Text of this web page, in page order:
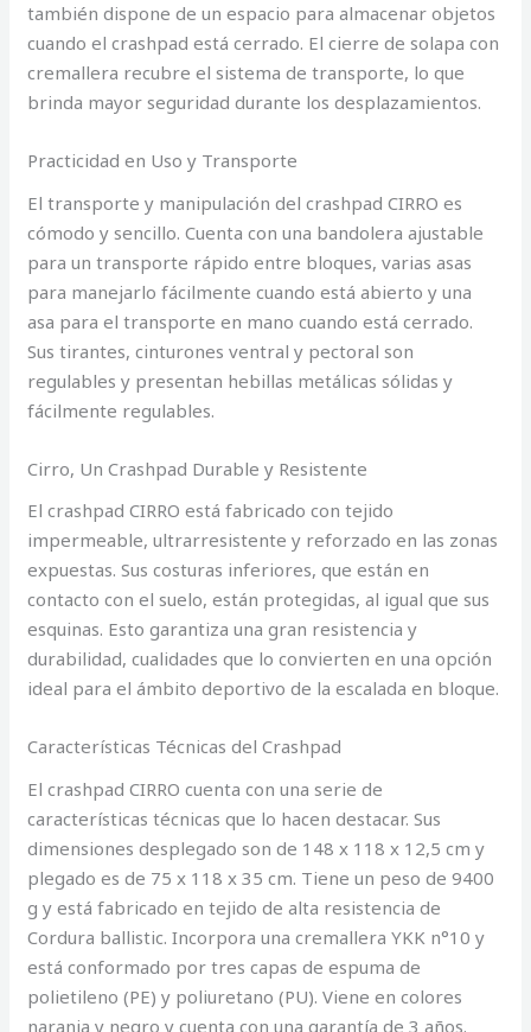
también dispone de un espacio para almacenar objetos
cuando el crashpad está cerrado. El cierre de solapa con
cremallera recubre el sistema de transporte, lo que
brinda mayor seguridad durante los desplazamientos.
Practicidad en Uso y Transporte
El transporte y manipulación del crashpad CIRRO es
cómodo y sencillo. Cuenta con una bandolera ajustable
para un transporte rápido entre bloques, varias asas
para manejarlo fácilmente cuando está abierto y una
asa para el transporte en mano cuando está cerrado.
Sus tirantes, cinturones ventral y pectoral son
regulables y presentan hebillas metálicas sólidas y
fácilmente regulables.
Cirro, Un Crashpad Durable y Resistente
El crashpad CIRRO está fabricado con tejido
impermeable, ultrarresistente y reforzado en las zonas
expuestas. Sus costuras inferiores, que están en
contacto con el suelo, están protegidas, al igual que sus
esquinas. Esto garantiza una gran resistencia y
durabilidad, cualidades que lo convierten en una opción
ideal para el ámbito deportivo de la escalada en bloque.
Características Técnicas del Crashpad
El crashpad CIRRO cuenta con una serie de
características técnicas que lo hacen destacar. Sus
dimensiones desplegado son de 148 x 118 x 12,5 cm y
plegado es de 75 x 118 x 35 cm. Tiene un peso de 9400
g y está fabricado en tejido de alta resistencia de
Cordura ballistic. Incorpora una cremallera YKK n°10 y
está conformado por tres capas de espuma de
polietileno (PE) y poliuretano (PU). Viene en colores
naranja y negro y cuenta con una garantía de 3 años.